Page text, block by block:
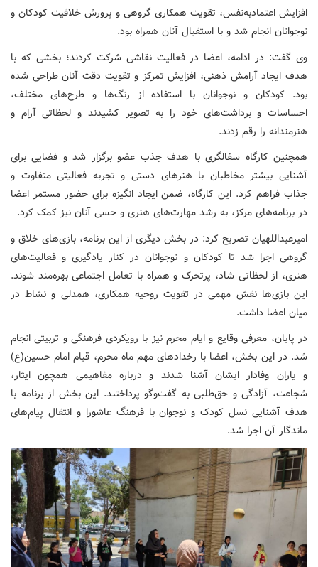
افزایش اعتمادبه‌نفس، تقویت همکاری گروهی و پرورش خلاقیت کودکان و
نوجوانان انجام شد و با استقبال آنان همراه بود.
وی گفت: در ادامه، اعضا در فعالیت نقاشی شرکت کردند؛ بخشی که با
هدف ایجاد آرامش ذهنی، افزایش تمرکز و تقویت دقت آنان طراحی شده
بود. کودکان و نوجوانان با استفاده از رنگ‌ها و طرح‌های مختلف،
احساسات و برداشت‌های خود را به تصویر کشیدند و لحظاتی آرام و
هنرمندانه را رقم زدند.
همچنین کارگاه سفالگری با هدف جذب عضو برگزار شد و فضایی برای
آشنایی بیشتر مخاطبان با هنرهای دستی و تجربه فعالیتی متفاوت و
جذاب فراهم کرد. این کارگاه، ضمن ایجاد انگیزه برای حضور مستمر اعضا
در برنامه‌های مرکز، به رشد مهارت‌های هنری و حسی آنان نیز کمک کرد.
امیرعبداللهیان تصریح کرد: در بخش دیگری از این برنامه، بازی‌های خلاق و
گروهی اجرا شد تا کودکان و نوجوانان در کنار یادگیری و فعالیت‌های
هنری، از لحظاتی شاد، پرتحرک و همراه با تعامل اجتماعی بهره‌مند شوند.
این بازی‌ها نقش مهمی در تقویت روحیه همکاری، همدلی و نشاط در
میان اعضا داشت.
در پایان، معرفی وقایع و ایام محرم نیز با رویکردی فرهنگی و تربیتی انجام
شد. در این بخش، اعضا با رخدادهای مهم ماه محرم، قیام امام حسین(ع)
و یاران وفادار ایشان آشنا شدند و درباره مفاهیمی همچون ایثار،
شجاعت، آزادگی و حق‌طلبی به گفت‌وگو پرداختند. این بخش از برنامه با
هدف آشنایی نسل کودک و نوجوان با فرهنگ عاشورا و انتقال پیام‌های
ماندگار آن اجرا شد.